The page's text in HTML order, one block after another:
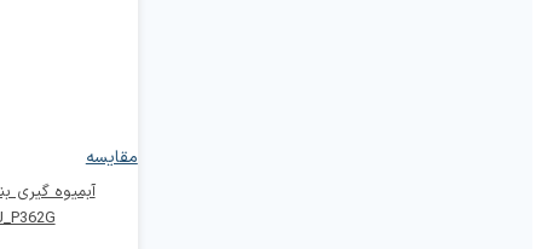
مقایسه
آبمیوه گیری